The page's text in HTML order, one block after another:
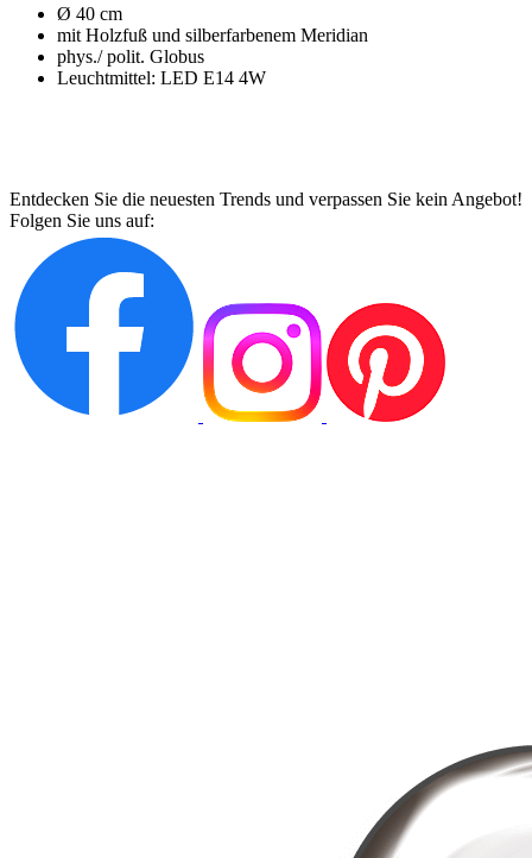
Ø 40 cm
mit Holzfuß und silberfarbenem Meridian
phys./ polit. Globus
Leuchtmittel: LED E14 4W
Entdecken Sie die neuesten Trends und verpassen Sie kein Angebot!
Folgen Sie uns auf: